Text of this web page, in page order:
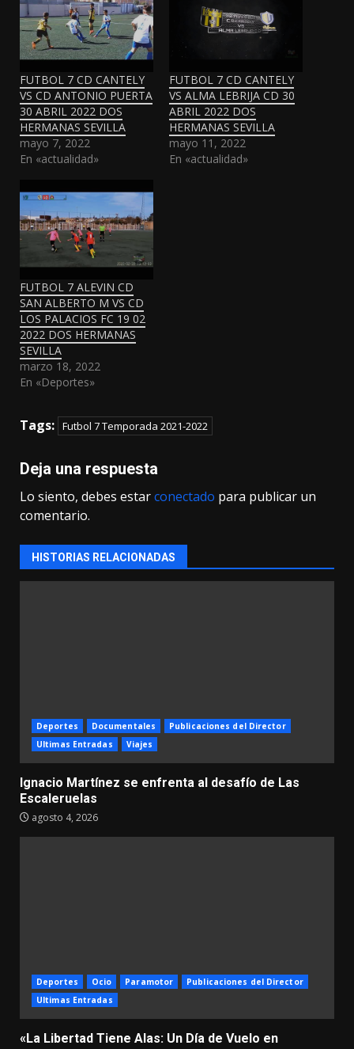
FUTBOL 7 CD CANTELY
VS CD ANTONIO PUERTA
30 ABRIL 2022 DOS
HERMANAS SEVILLA
mayo 7, 2022
En «actualidad»
FUTBOL 7 CD CANTELY
VS ALMA LEBRIJA CD 30
ABRIL 2022 DOS
HERMANAS SEVILLA
mayo 11, 2022
En «actualidad»
FUTBOL 7 ALEVIN CD
SAN ALBERTO M VS CD
LOS PALACIOS FC 19 02
2022 DOS HERMANAS
SEVILLA
marzo 18, 2022
En «Deportes»
Tags: Futbol 7 Temporada 2021-2022
Deja una respuesta
Lo siento, debes estarconectado para publicar un
comentario.
HISTORIAS RELACIONADAS
Deportes Documentales
Publicaciones del Director
Ultimas Entradas
Viajes
Ignacio Martínez se enfrenta al desafío de Las
Escaleruelas
agosto 4, 2026
Deportes Ocio Paramotor
Publicaciones del Director
Ultimas Entradas
«La Libertad Tiene Alas: Un Día de Vuelo en